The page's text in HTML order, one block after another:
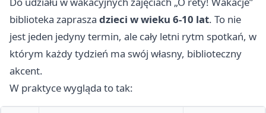
biblioteka zaprasza dzieci w wieku 6-10 lat. To nie
jest jeden jedyny termin, ale cały letni rytm spotkań, w
którym każdy tydzień ma swój własny, biblioteczny
akcent.
W praktyce wygląda to tak: